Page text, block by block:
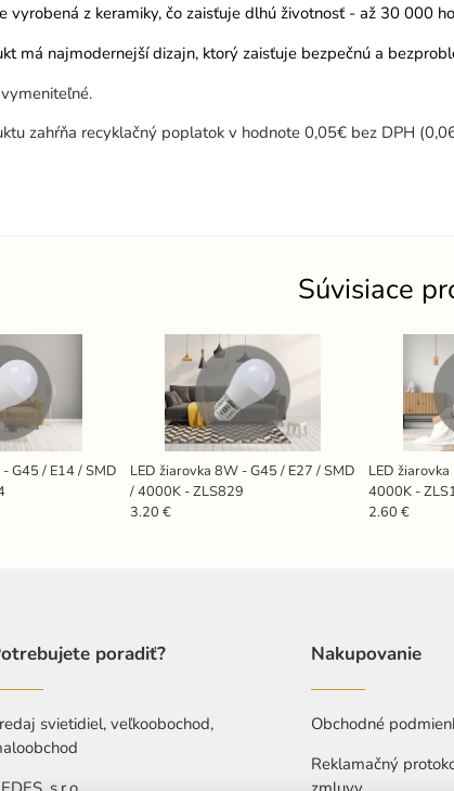
vyrobená z keramiky, čo zaisťuje dlhú životnosť - až 30 000
má najmodernejší dizajn, ktorý zaisťuje bezpečnú a
zahŕňa recyklačný poplatok v hodnote 0,05€ bez DPH
Súvisiace
G45 / E14 / SMD
LED žiarovka 8W - G45 / E27 / SMD
/ 4000K - ZLS829
3.20 €
LED
4000K -
2.60 €
poradiť?
svietidiel, veľkoobochod,
Nakupovanie
Obchodné
Reklamačný